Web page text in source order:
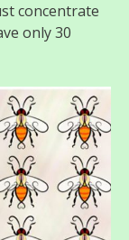
concentrate
only 30